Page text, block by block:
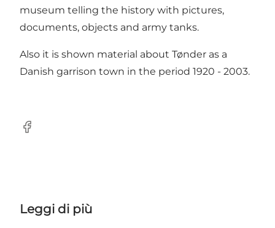
museum telling the history with pictures,
documents, objects and army tanks.
Also it is shown material about Tønder as a
Danish garrison town in the period 1920 - 2003.
Facebook
Leggi di più